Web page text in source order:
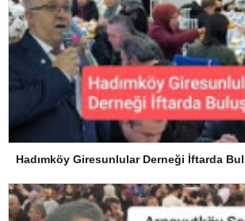
Hadımköy Giresunlular Derneği İftarda